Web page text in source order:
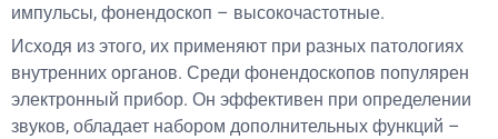
импульсы, фонендоскоп – высокочастотные.
Исходя из этого, их применяют при разных патологиях
внутренних органов. Среди фонендоскопов популярен
электронный прибор. Он эффективен при определении
звуков, обладает набором дополнительных функций –